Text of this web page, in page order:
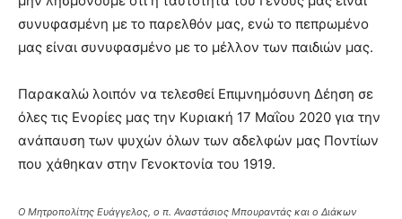
συνυφασµένη µε το παρελθόν µας, ενώ το πεπρωµένο
µας είναι συνυφασµένο µε το µέλλον των παιδιών µας.
Παρακαλώ λοιπόν να τελεσθεί Επιµνηµόσυνη Δέηση σε
όλες τις Ενορίες µας την Κυριακή 17 Μαΐου 2020 για την
ανάπαυση των ψυχών όλων των αδελφών µας Ποντίων
που χάθηκαν στην Γενοκτονία του 1919.
Ο Μητροπολίτης Ευάγγελος, ο π. Αναστάσιος Μπουραντάς και ο Διάκων